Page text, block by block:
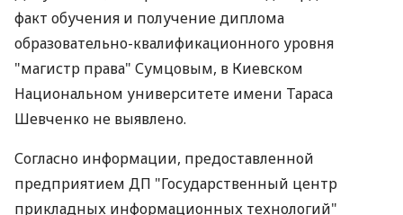
факт обучения и получение диплома
образовательно-квалификационного уровня
"магистр права" Сумцовым, в Киевском
Национальном университете имени Тараса
Шевченко не выявлено.
Согласно информации, предоставленной
предприятием ДП "Государственный центр
прикладных информационных технологий"